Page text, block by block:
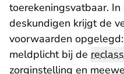
toerekeningsvatbaar.
deskundigen krijgt de
voorwaarden
meldplicht bij de
zorginstelling en